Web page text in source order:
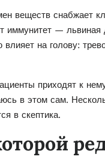
веществ снабжает
иммунитет —
на голову:
приходят к
в этом сам.
в скептика.